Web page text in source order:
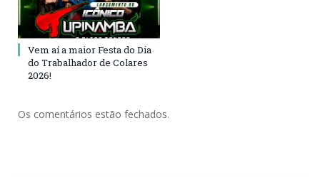
Vem aí a maior Festa do Dia
do Trabalhador de Colares
2026!
Os comentários estão fechados.